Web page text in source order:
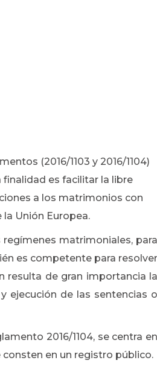
(2016/1103 y 2016/1104)
es facilitar la libre
a los matrimonios con
Unión Europea.
regímenes matrimoniales, para
es competente para resolver
resulta de gran importancia la
ejecución de las sentencias o
2016/1104, se centra en
en un registro público.